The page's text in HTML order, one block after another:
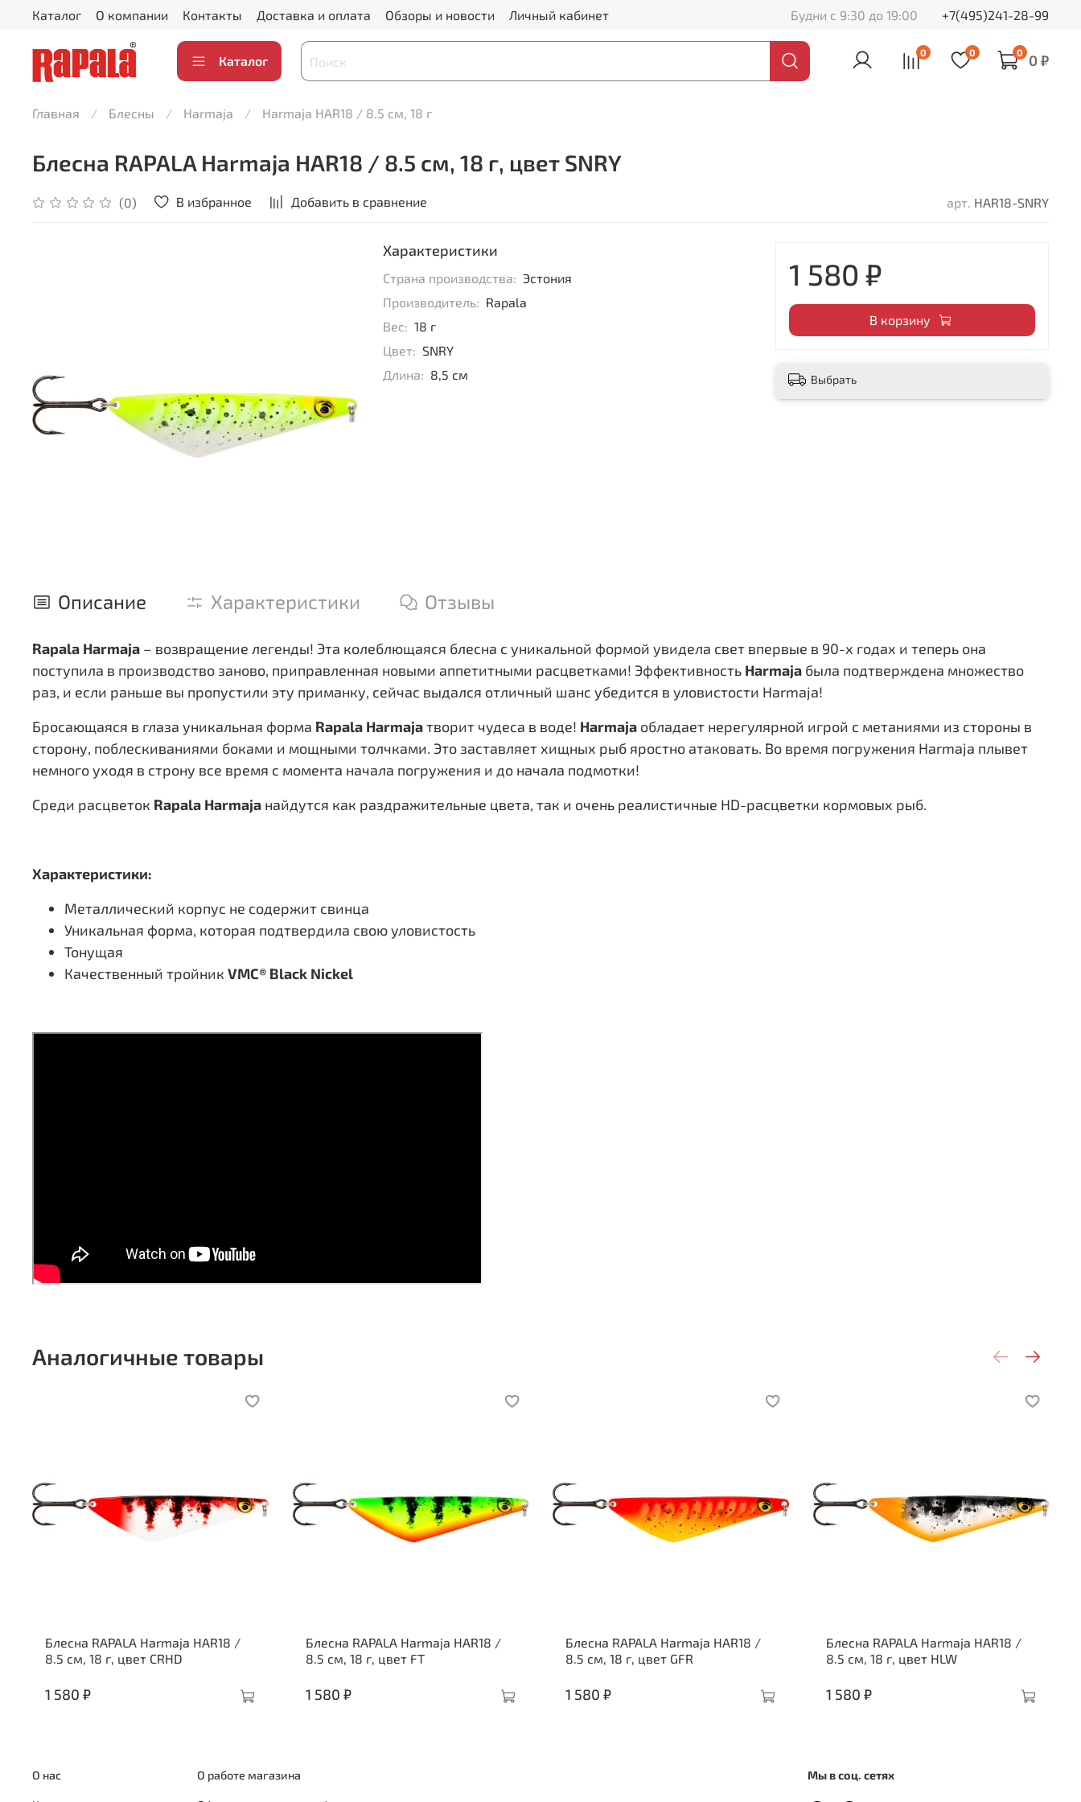
Каталог О компании Контакты Доставка и оплата Обзоры и новости Личный кабинет Будни с 9:30 до 19:00 +7(495)241-28-99
Каталог
0 0 0 0 ₽
Главная Блесны Harmaja Harmaja HAR18 / 8.5 см, 18 г
Блесна RAPALA Harmaja HAR18 / 8.5 см, 18 г, цвет SNRY
(0) В избранное Добавить в сравнение арт. HAR18-SNRY
Характеристики
Страна производства: Эстония
Производитель: Rapala
Вес: 18 г
Цвет: SNRY
Длина: 8,5 см
1 580 ₽
В корзину
Выбрать
Описание Характеристики Отзывы
Rapala Harmaja – возвращение легенды! Эта колеблющаяся блесна с уникальной формой увидела свет впервые в 90-х годах и теперь она
поступила в производство заново, приправленная новыми аппетитными расцветками! Эффективность Harmaja была подтверждена множество
раз, и если раньше вы пропустили эту приманку, сейчас выдался отличный шанс убедится в уловистости Harmaja!
Бросающаяся в глаза уникальная форма Rapala Harmajaтворит чудеса в воде! Harmaja обладает нерегулярной игрой с метаниями из стороны в
сторону, поблескиваниями боками и мощными толчками. Это заставляет хищных рыб яростно атаковать. Во время погружения Harmaja плывет
немного уходя в строну все время с момента начала погружения и до начала подмотки!
Среди расцветок Rapala Harmaja найдутся как раздражительные цвета, так и очень реалистичные HD-расцветки кормовых рыб.
Характеристики:
Металлический корпус не содержит свинца
Уникальная форма, которая подтвердила свою уловистость
Тонущая
Качественный тройник VMC® Black Nickel
Аналогичные товары
Блесна RAPALA Harmaja HAR18 /
8.5 см, 18 г, цвет CRHD
1 580 ₽
Блесна RAPALA Harmaja HAR18 /
8.5 см, 18 г, цвет FT
1 580 ₽
Блесна RAPALA Harmaja HAR18 /
8.5 см, 18 г, цвет GFR
1 580 ₽
Блесна RAPALA Harmaja HAR18 /
8.5 см, 18 г, цвет HLW
1 580 ₽
О нас О работе магазина Мы в соц. сетях